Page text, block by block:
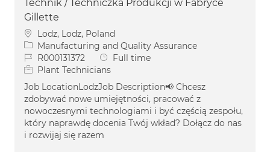
Technik / Techniczka Produkcji w Fabryce
Gillette
Location
Lodz, Lodz, Poland
Category
Manufacturing and Quality Assurance
Job IdR000131372 Job Type
Full time
Plant Technicians
Job LocationLodzJob Description📢 Chcesz
zdobywać nowe umiejętności, pracować z
nowoczesnymi technologiami i być częścią zespołu,
który naprawdę docenia Twój wkład? Dołącz do nas
i rozwijaj się razem